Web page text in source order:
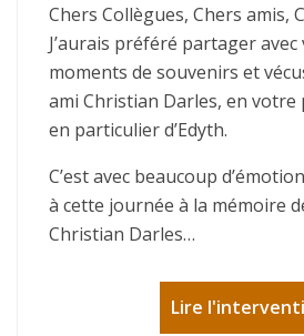
Chers Collègues, Chers amis,
J’aurais préféré partager avec
moments de souvenirs et
ami Christian Darles, en votre
en particulier d’Edyth.
C’est avec beaucoup
à cette journée à la mémoire
Christian Darles…
Lire